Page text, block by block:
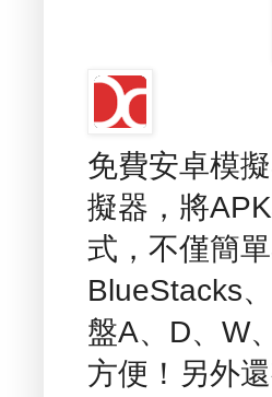
免費安卓模
擬器，將
式，不僅簡
BlueStacks
盤A、D、W
方便！另外